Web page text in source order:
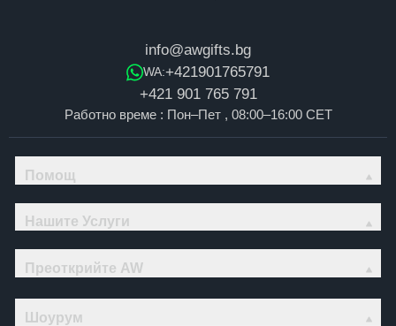
info@awgifts.bg
WA:+421901765791
+421 901 765 791
Работно време : Пон–Пет , 08:00–16:00 CET
Помощ
Нашите Услуги
Преоткрийте AW
Шоурум